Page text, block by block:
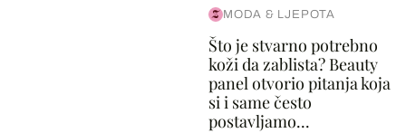
MODA & LJEPOTA
Što je stvarno potrebno
koži da zablista? Beauty
panel otvorio pitanja koja
si i same često
postavljamo...